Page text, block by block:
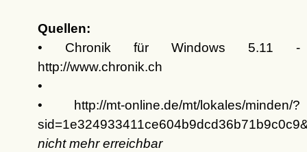
Quellen:
• Chronik für Windows 5.11 -
http://www.chronik.ch
•
• http://mt-online.de/mt/lokales/minden/?
nicht mehr erreichbar